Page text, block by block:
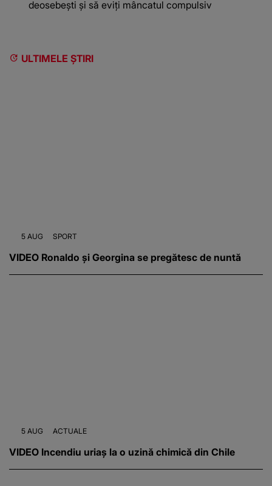
deosebești și să eviți mâncatul compulsiv
ULTIMELE ȘTIRI
5 AUG SPORT
VIDEO Ronaldo și Georgina se pregătesc de nuntă
5 AUG ACTUALE
VIDEO Incendiu uriaș la o uzină chimică din Chile